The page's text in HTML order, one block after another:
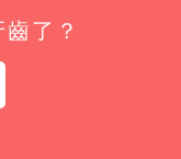
、適合對象完整說
了？